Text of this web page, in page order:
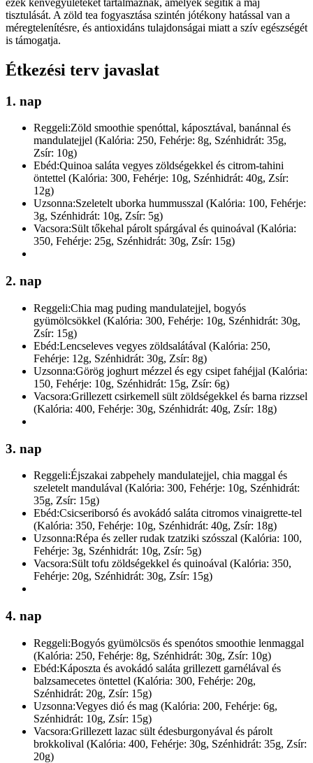
tisztulását. A zöld tea fogyasztása szintén jótékony hatással van a
méregtelenítésre, és antioxidáns tulajdonságai miatt a szív egészségét
is támogatja.
Étkezési terv javaslat
1. nap
Reggeli:Zöld smoothie spenóttal, káposztával, banánnal és
mandulatejjel (Kalória: 250, Fehérje: 8g, Szénhidrát: 35g,
Zsír: 10g)
Ebéd:Quinoa saláta vegyes zöldségekkel és citrom-tahini
öntettel (Kalória: 300, Fehérje: 10g, Szénhidrát: 40g, Zsír:
12g)
Uzsonna:Szeletelt uborka hummusszal (Kalória: 100, Fehérje:
3g, Szénhidrát: 10g, Zsír: 5g)
Vacsora:Sült tőkehal párolt spárgával és quinoával (Kalória:
350, Fehérje: 25g, Szénhidrát: 30g, Zsír: 15g)
2. nap
Reggeli:Chia mag puding mandulatejjel, bogyós
gyümölcsökkel (Kalória: 300, Fehérje: 10g, Szénhidrát: 30g,
Zsír: 15g)
Ebéd:Lencseleves vegyes zöldsalátával (Kalória: 250,
Fehérje: 12g, Szénhidrát: 30g, Zsír: 8g)
Uzsonna:Görög joghurt mézzel és egy csipet fahéjjal (Kalória:
150, Fehérje: 10g, Szénhidrát: 15g, Zsír: 6g)
Vacsora:Grillezett csirkemell sült zöldségekkel és barna rizzsel
(Kalória: 400, Fehérje: 30g, Szénhidrát: 40g, Zsír: 18g)
3. nap
Reggeli:Éjszakai zabpehely mandulatejjel, chia maggal és
szeletelt mandulával (Kalória: 300, Fehérje: 10g, Szénhidrát:
35g, Zsír: 15g)
Ebéd:Csicseriborsó és avokádó saláta citromos vinaigrette-tel
(Kalória: 350, Fehérje: 10g, Szénhidrát: 40g, Zsír: 18g)
Uzsonna:Répa és zeller rudak tzatziki szósszal (Kalória: 100,
Fehérje: 3g, Szénhidrát: 10g, Zsír: 5g)
Vacsora:Sült tofu zöldségekkel és quinoával (Kalória: 350,
Fehérje: 20g, Szénhidrát: 30g, Zsír: 15g)
4. nap
Reggeli:Bogyós gyümölcsös és spenótos smoothie lenmaggal
(Kalória: 250, Fehérje: 8g, Szénhidrát: 30g, Zsír: 10g)
Ebéd:Káposzta és avokádó saláta grillezett garnélával és
balzsamecetes öntettel (Kalória: 300, Fehérje: 20g,
Szénhidrát: 20g, Zsír: 15g)
Uzsonna:Vegyes dió és mag (Kalória: 200, Fehérje: 6g,
Szénhidrát: 10g, Zsír: 15g)
Vacsora:Grillezett lazac sült édesburgonyával és párolt
brokkolival (Kalória: 400, Fehérje: 30g, Szénhidrát: 35g, Zsír:
20g)